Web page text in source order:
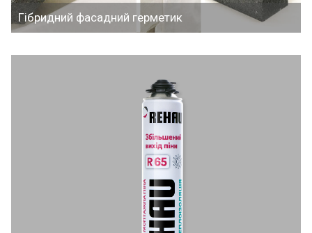
Гібридний фасадний герметик